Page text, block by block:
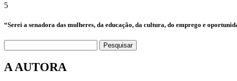
5
“Serei a senadora das mulheres, da educação, da cultura, do emprego e
Pesquisar
A AUTORA